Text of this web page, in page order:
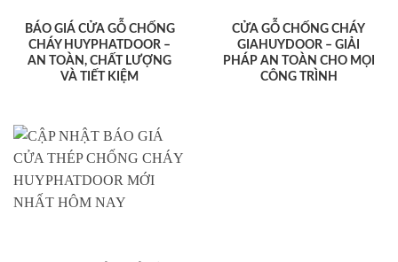
BÁO GIÁ CỬA GỖ CHỐNG
CHÁY HUYPHATDOOR –
AN TOÀN, CHẤT LƯỢNG
VÀ TIẾT KIỆM
CỬA GỖ CHỐNG CHÁY
GIAHUYDOOR – GIẢI
PHÁP AN TOÀN CHO MỌI
CÔNG TRÌNH